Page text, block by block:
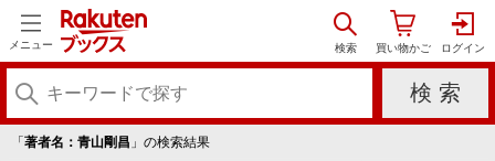
メニュー
「 著者名：青山剛昌 」の検索結果